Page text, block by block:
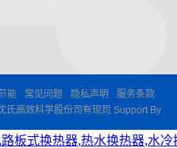
能 常见问题 隐私声明
服务条款
氏高效科学股份司有现司 Support By
板式换热器,热水换热器,水